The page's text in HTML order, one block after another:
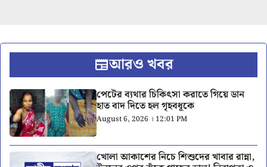
আরও খবর
পেটের ব্যথার চিকিৎসা করাতে গিয়ে ডান
হাত বাদ দিতে হল গৃহবধূকে
August 6, 2026 । 12:01 PM
খোলা আকাশের নিচে শিশুদের খাবার রান্না,